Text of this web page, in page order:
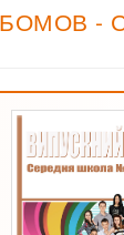
-